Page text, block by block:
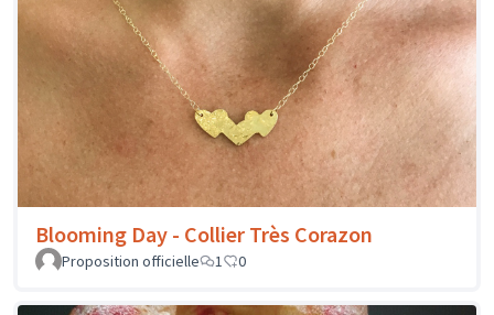
Blooming Day - Collier Très Corazon
Proposition officielle 1 0